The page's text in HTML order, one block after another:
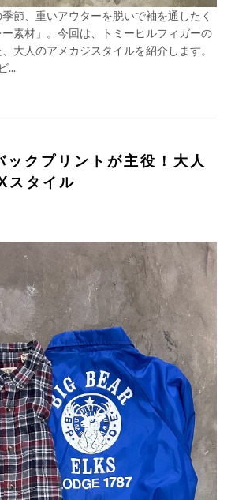
節、重いアウターを脱いで袖を通したく
素材」。今回は、トミーヒルフィガーの
大人のアメカジスタイルを紹介します。
...
ックプリントが主役！大人
スタイル